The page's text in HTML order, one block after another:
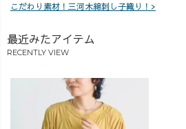
能トップスを、
って作ってます
こだわり素材！三河木綿刺し子織り！>
最近みたアイテム
RECENTLY VIEW